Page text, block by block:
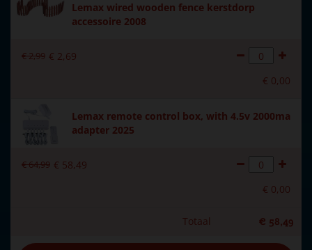
Lemax wired wooden fence kerstdorp
accessoire 2008
€2,99 € 2,69
€ 0,00
Lemax remote control box, with 4.5v 2000ma
adapter 2025
€64,99 € 58,49
€ 0,00
Totaal € 58,49